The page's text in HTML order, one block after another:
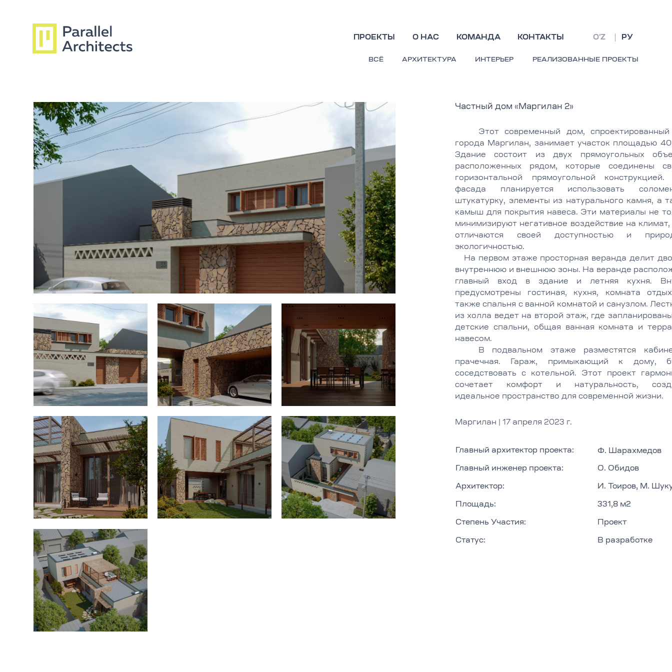
ПРОЕКТЫ О НАС КОМАНДА КОНТАКТЫ O'Z РУ
ВСЁ АРХИТЕКТУРА ИНТЕРЬЕР РЕАЛИЗОВАННЫЕ ПРОЕКТЫ
Частный дом «Маргилан 2»
Этот современный дом, спроектированный
города Маргилан, занимает участок площадью
Здание состоит из двух прямоугольных
расположенных рядом, которые соединены
горизонтальной прямоугольной
фасада планируется использовать
штукатурку, элементы из натурального камня, а
камыш для покрытия навеса. Эти материалы не
минимизируют негативное воздействие на
отличаются своей доступностью и
экологичностью.
На первом этаже просторная веранда делит
внутреннюю и внешнюю зоны. На веранде
главный вход в здание и летняя кухня.
предусмотрены гостиная, кухня, комната
также спальня с ванной комнатой и санузлом.
из холла ведет на второй этаж, где
детские спальни, общая ванная комната и
навесом.
В подвальном этаже разместятся
прачечная. Гараж, примыкающий к дому,
соседствовать с котельной. Этот проект
сочетает комфорт и натуральность,
идеальное пространство для современной жизни.
Маргилан | 17 апреля 2023 г.
Главный архитектор проекта: Ф. Шарахмедов
Главный инженер проекта: О. Обидов
Архитектор: И. Тоиров, М.
Площадь: 331,8 м2
Степень Участия: Проект
Статус: В разработке